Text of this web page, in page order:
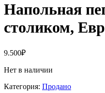
Напольная
столиком,
9.500₽
Нет в наличии
Категория: Продано